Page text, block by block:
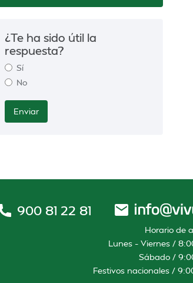
¿Te ha sido útil la
respuesta?
Sí
No
900 81 22 81
Horario de
Lunes – Viernes /
Sábado /
Festivos nacionales /